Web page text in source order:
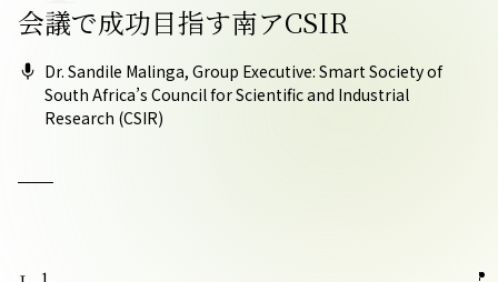
報道関係者の皆様へ
会議で成功目指す南アCSIR
Dr. Sandile Malinga, Group Executive: Smart Society of
South Africa’s Council for Scientific and Industrial
Research (CSIR)